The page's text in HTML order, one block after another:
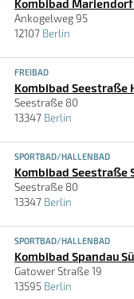
Kombibad
Ankogelweg 95
12107 Berlin
FREIBAD
Kombibad Seestraße
Seestraße 80
13347 Berlin
SPORTBAD/HALLENBAD
Kombibad Seestraße
Seestraße 80
13347 Berlin
SPORTBAD/HALLENBAD
Kombibad Spandau
Gatower Straße 19
13595 Berlin